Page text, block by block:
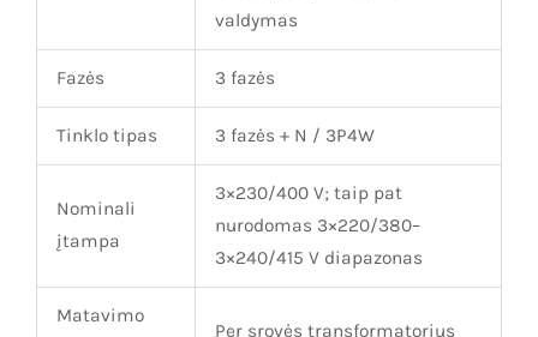
valdymas
Fazės 3 fazės
Tinklo tipas 3 fazės + N / 3P4W
Nominali
įtampa
3×230/400 V; taip pat
nurodomas 3×220/380–
3×240/415 V diapazonas
Matavimo
Per srovės transformatorius